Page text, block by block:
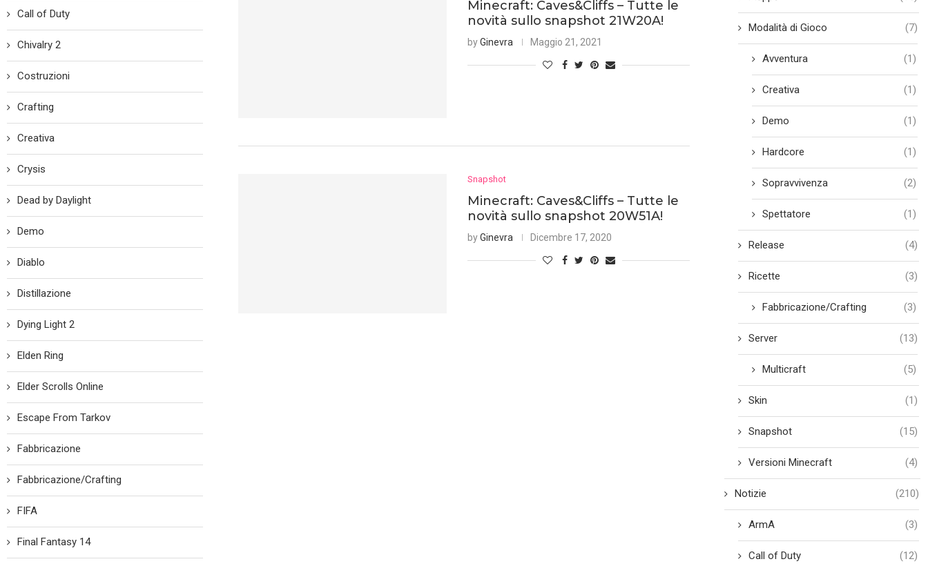
Minecraft: Caves&Cliffs – Tutte le
novità sullo snapshot 21W20A!
byGinevra Maggio 21, 2021
Snapshot
Minecraft: Caves&Cliffs – Tutte le
novità sullo snapshot 20W51A!
byGinevra Dicembre 17, 2020
Modalità di Gioco (7)
Avventura (1)
Creativa (1)
Demo (1)
Hardcore (1)
Sopravvivenza (2)
Spettatore (1)
Release (4)
Ricette (3)
Fabbricazione/Crafting (3)
Server (13)
Multicraft (5)
Skin (1)
Snapshot (15)
Versioni Minecraft (4)
Notizie (210)
ArmA (3)
Call of Duty (12)
Call of Duty
Chivalry 2
Costruzioni
Crafting
Creativa
Crysis
Dead by Daylight
Demo
Diablo
Distillazione
Dying Light 2
Elden Ring
Elder Scrolls Online
Escape From Tarkov
Fabbricazione
Fabbricazione/Crafting
FIFA
Final Fantasy 14